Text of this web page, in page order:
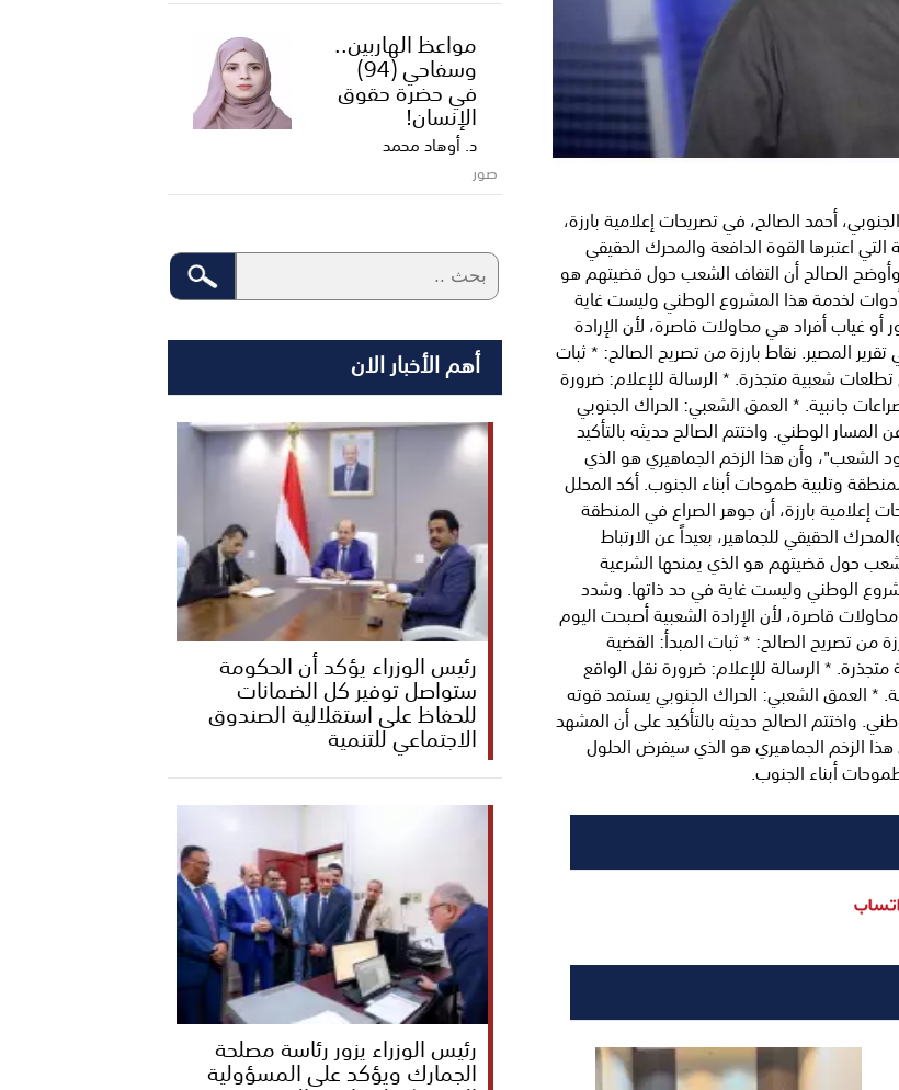
أحمد الصالح، في تصريحات إعلامية بارزة،
اعتبرها القوة الدافعة والمحرك الحقيقي
وأوضح الصالح أن التفاف الشعب حول قضيتهم هو
أدوات لخدمة هذا المشروع الوطني وليست غاية
غياب أفراد هي محاولات قاصرة، لأن الإرادة
المصير. نقاط بارزة من تصريح الصالح: * ثبات
شعبية متجذرة. * الرسالة للإعلام: ضرورة
جانبية. * العمق الشعبي: الحراك الجنوبي
الوطني. واختتم الصالح حديثه بالتأكيد
الشعب"، وأن هذا الزخم الجماهيري هو الذي
وتلبية طموحات أبناء الجنوب. أكد المحلل
إعلامية بارزة، أن جوهر الصراع في المنطقة
الحقيقي للجماهير، بعيداً عن الارتباط
حول قضيتهم هو الذي يمنحها الشرعية
الوطني وليست غاية في حد ذاتها. وشدد
قاصرة، لأن الإرادة الشعبية أصبحت اليوم
من تصريح الصالح: * ثبات المبدأ: القضية
* الرسالة للإعلام: ضرورة نقل الواقع
* العمق الشعبي: الحراك الجنوبي يستمد قوته
واختتم الصالح حديثه بالتأكيد على أن المشهد
الزخم الجماهيري هو الذي سيفرض الحلول
أبناء الجنوب.
مواعظ الهاربين..
وسفاحي (94)
في حضرة حقوق
الإنسان!
د. أوهاد محمد
صور
أهم الأخبار الان
رئيس الوزراء يؤكد أن الحكومة
ستواصل توفير كل الضمانات
للحفاظ على استقلالية الصندوق
الاجتماعي للتنمية
رئيس الوزراء يزور رئاسة مصلحة
الجمارك ويؤكد على المسؤولية